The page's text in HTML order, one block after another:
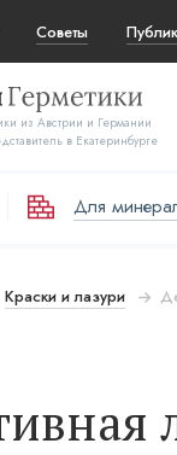
Советы
из Австрии и Германии
в Екатеринбурге
Для
Краски и лазури